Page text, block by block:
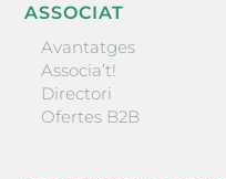
ASSOCIAT
Avantatges
Associa’t!
Directori
Ofertes B2B